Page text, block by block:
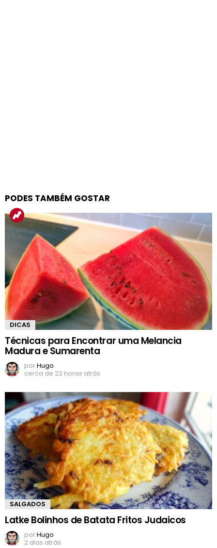
PODES TAMBÉM GOSTAR
DICAS
Técnicas para Encontrar uma Melancia
Madura e Sumarenta
porHugo
cerca de 22 horas atrás
SALGADOS
Latke Bolinhos de Batata Fritos Judaicos
porHugo
2 dias atrás